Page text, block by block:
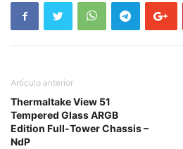
Artículo anterior
Thermaltake View 51
Tempered Glass ARGB
Edition Full-Tower Chassis –
NdP